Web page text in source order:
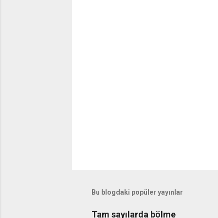
Bu blogdaki popüler yayınlar
Tam sayılarda bölme